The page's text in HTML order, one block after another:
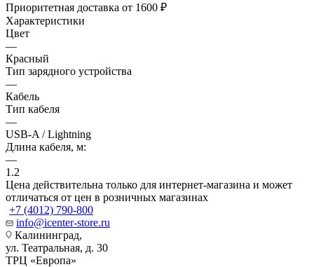
Приоритетная доставка от 1600 ₽
Характеристики
Цвет
—
Красный
Тип зарядного устройства
—
Кабель
Тип кабеля
—
USB-A / Lightning
Длина кабеля, м:
—
1.2
Цена действительна только для интернет-магазина и может
отличаться от цен в розничных магазинах
+7 (4012) 790-800
info@icenter-store.ru
Калининград,
ул. Театральная, д. 30
ТРЦ «Европа»